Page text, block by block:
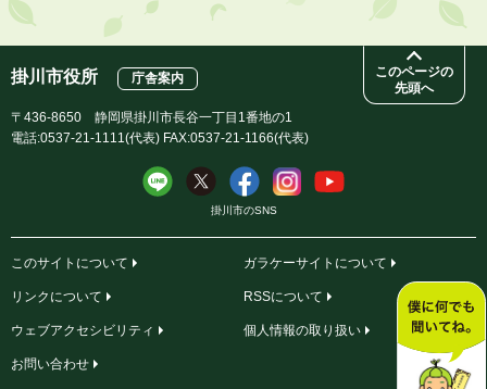
このページの
先頭へ
掛川市役所 庁舎案内
〒436-8650 静岡県掛川市長谷一丁目1番地の1
電話:0537-21-1111(代表) FAX:0537-21-1166(代表)
掛川市のSNS
このサイトについて ガラケーサイトについて
リンクについて RSSについて
ウェブアクセシビリティ 個人情報の取り扱い
お問い合わせ